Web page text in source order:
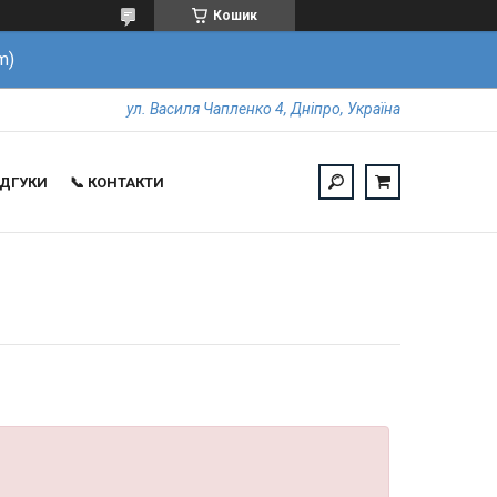
Кошик
ул. Василя Чапленко 4, Дніпро, Україна
📞 КОНТАКТИ